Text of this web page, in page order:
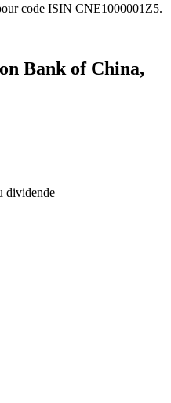
code ISIN CNE1000001Z5.
Bank of China,
dividende